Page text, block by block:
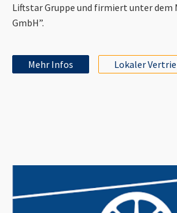
Liftstar Gruppe und firmiert unter dem
GmbH”.
Mehr Infos Lokaler